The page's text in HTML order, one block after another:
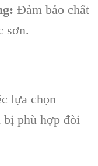
Đảm bảo chất
sơn.
lựa chọn
bị phù hợp đòi